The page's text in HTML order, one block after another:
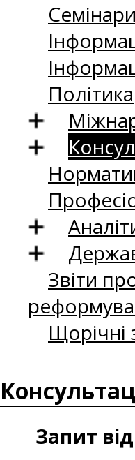
Політика
Звіти
Щорічні
Запит